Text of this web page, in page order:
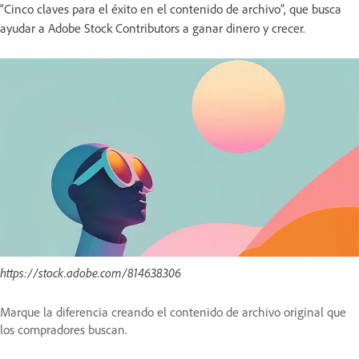
“Cinco claves para el éxito en el contenido de archivo”, que busca
ayudar a Adobe Stock Contributors a ganar dinero y crecer.
https://stock.adobe.com/814638306
Marque la diferencia creando el contenido de archivo original que
los compradores buscan.